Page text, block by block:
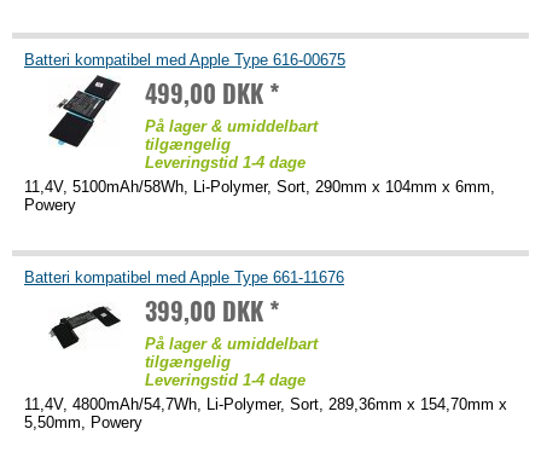
Batteri kompatibel med Apple Type 616-00675
499,00 DKK *
På lager & umiddelbart
tilgængelig
Leveringstid 1-4 dage
11,4V, 5100mAh/58Wh, Li-Polymer, Sort, 290mm x 104mm x 6mm,
Powery
Batteri kompatibel med Apple Type 661-11676
399,00 DKK *
På lager & umiddelbart
tilgængelig
Leveringstid 1-4 dage
11,4V, 4800mAh/54,7Wh, Li-Polymer, Sort, 289,36mm x 154,70mm x
5,50mm, Powery